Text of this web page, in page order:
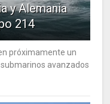
y Alemania
214
próximamente un
avanzados